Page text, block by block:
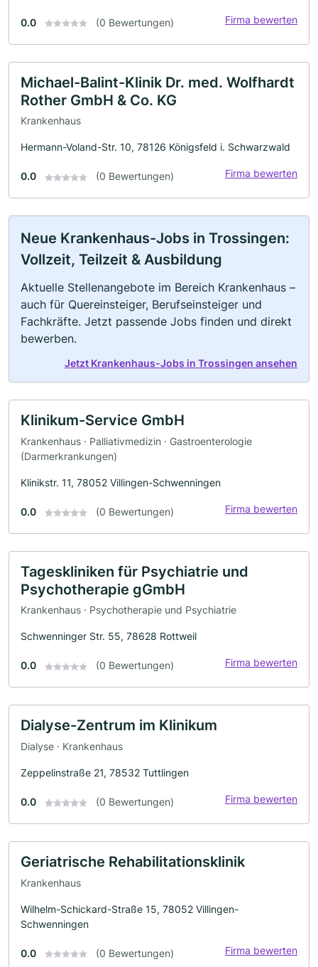
0.0 (0 Bewertungen) Firma bewerten
Michael-Balint-Klinik Dr. med. Wolfhardt
Rother GmbH & Co. KG
Krankenhaus
Hermann-Voland-Str. 10, 78126 Königsfeld i. Schwarzwald
0.0 (0 Bewertungen) Firma bewerten
Neue Krankenhaus-Jobs in Trossingen:
Vollzeit, Teilzeit & Ausbildung
Aktuelle Stellenangebote im Bereich Krankenhaus –
auch für Quereinsteiger, Berufseinsteiger und
Fachkräfte. Jetzt passende Jobs finden und direkt
bewerben.
Jetzt Krankenhaus-Jobs in Trossingen ansehen
Klinikum-Service GmbH
Krankenhaus · Palliativmedizin · Gastroenterologie
(Darmerkrankungen)
Klinikstr. 11, 78052 Villingen-Schwenningen
0.0 (0 Bewertungen) Firma bewerten
Tageskliniken für Psychiatrie und
Psychotherapie gGmbH
Krankenhaus · Psychotherapie und Psychiatrie
Schwenninger Str. 55, 78628 Rottweil
0.0 (0 Bewertungen) Firma bewerten
Dialyse-Zentrum im Klinikum
Dialyse · Krankenhaus
Zeppelinstraße 21, 78532 Tuttlingen
0.0 (0 Bewertungen) Firma bewerten
Geriatrische Rehabilitationsklinik
Krankenhaus
Wilhelm-Schickard-Straße 15, 78052 Villingen-
Schwenningen
0.0 (0 Bewertungen) Firma bewerten